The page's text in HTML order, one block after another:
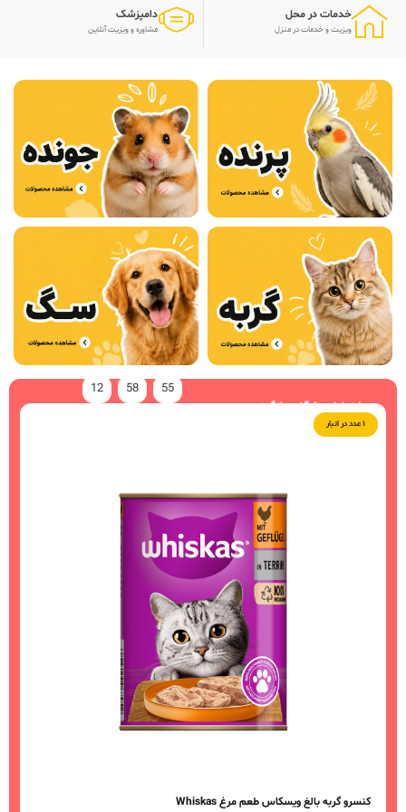
خدمات در محل
ویزیت و خدمات در منزل
دامپزشک
مشاوره و ویزیت آنلاین
پیشنهادات شگفت انگیز
12 58 55
۱ عدد در انبار
کنسرو گربه بالغ ویسکاس طعم مرغ Whiskas